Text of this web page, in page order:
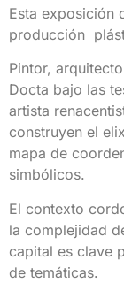
Esta exposición
producción
Pintor,
Docta bajo las
artista
construyen el
mapa de
simbólicos.
El contexto
la complejidad
capital es clave
de temáticas.